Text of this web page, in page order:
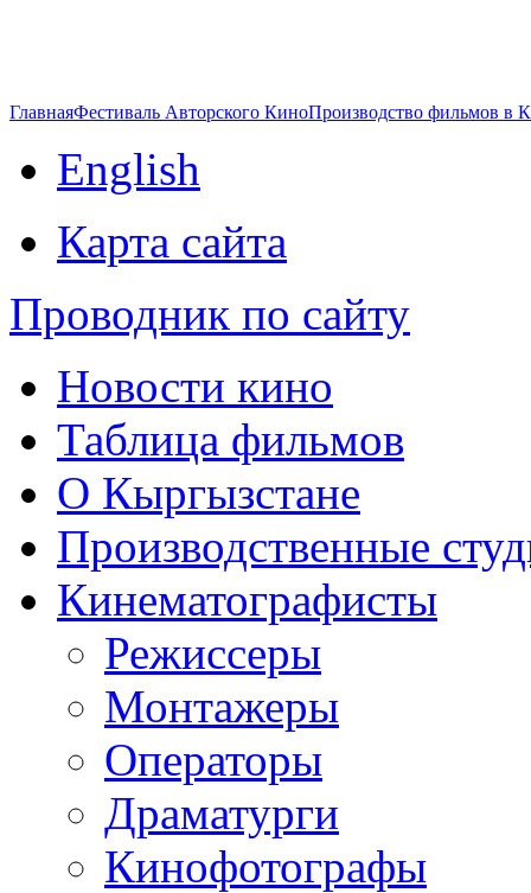
ГлавнаяФестиваль Авторского КиноПроизводство фильмов в
English
Карта сайта
Проводник по сайту
Новости кино
Таблица фильмов
О Кыргызстане
Производственные
Кинематографисты
Режиссеры
Монтажеры
Операторы
Драматурги
Кинофотографы